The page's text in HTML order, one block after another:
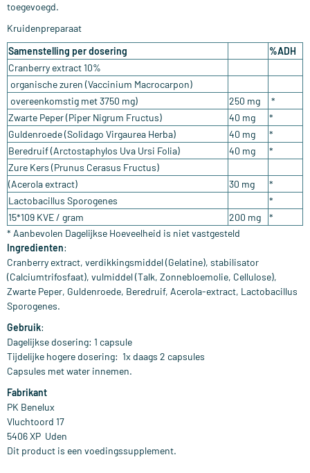
toegevoegd.
Kruidenpreparaat
Samenstelling per dosering
%ADH
Cranberry extract 10%
organische zuren (Vaccinium Macrocarpon)
overeenkomstig met 3750 mg)
250 mg
*
Zwarte Peper (Piper Nigrum Fructus)
40 mg
*
Guldenroede (Solidago Virgaurea Herba)
40 mg
*
Beredruif (Arctostaphylos Uva Ursi Folia)
40 mg
*
Zure Kers (Prunus Cerasus Fructus)
(Acerola extract)
30 mg
*
Lactobacillus Sporogenes
*
15*109 KVE / gram
200 mg
*
* Aanbevolen Dagelijkse Hoeveelheid is niet vastgesteld
Ingredienten:
Cranberry extract, verdikkingsmiddel (Gelatine), stabilisator
(Calciumtrifosfaat), vulmiddel (Talk, Zonnebloemolie, Cellulose),
Zwarte Peper, Guldenroede, Beredruif, Acerola-extract, Lactobacillus
Sporogenes.
Gebruik:
Dagelijkse dosering: 1 capsule
Tijdelijke hogere dosering: 1x daags 2 capsules
Capsules met water innemen.
Fabrikant
PK Benelux
Vluchtoord 17
​5406 XP Uden
Dit product is een voedingssupplement.